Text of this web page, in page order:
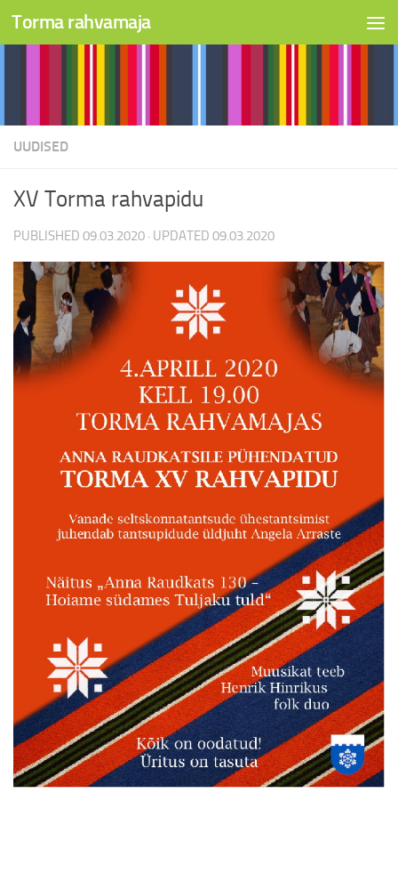
Skip to content
Torma rahvamaja
UUDISED
XV Torma rahvapidu
PUBLISHED 09.03.2020 · UPDATED 09.03.2020